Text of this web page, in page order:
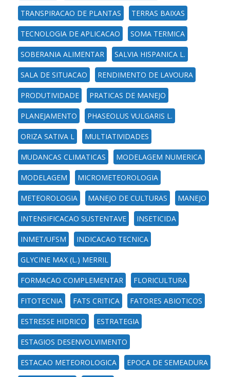
TRANSPIRACAO DE PLANTAS TERRAS BAIXAS
TECNOLOGIA DE APLICACAO SOMA TERMICA
SOBERANIA ALIMENTAR SALVIA HISPANICA L.
SALA DE SITUACAO RENDIMENTO DE LAVOURA
PRODUTIVIDADE PRATICAS DE MANEJO
PLANEJAMENTO PHASEOLUS VULGARIS L.
ORIZA SATIVA L MULTIATIVIDADES
MUDANCAS CLIMATICAS MODELAGEM NUMERICA
MODELAGEM MICROMETEOROLOGIA
METEOROLOGIA MANEJO DE CULTURAS MANEJO
INTENSIFICACAO SUSTENTAVE INSETICIDA
INMET/UFSM INDICACAO TECNICA
GLYCINE MAX (L.) MERRIL
FORMACAO COMPLEMENTAR FLORICULTURA
FITOTECNIA FATS CRITICA FATORES ABIOTICOS
ESTRESSE HIDRICO ESTRATEGIA
ESTAGIOS DESENVOLVIMENTO
ESTACAO METEOROLOGICA EPOCA DE SEMEADURA